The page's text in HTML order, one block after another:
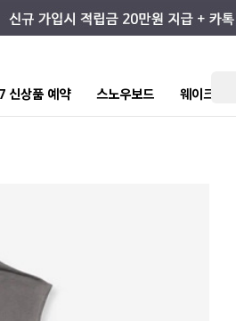
신상품 예약 스노우보드 웨이크/서핑